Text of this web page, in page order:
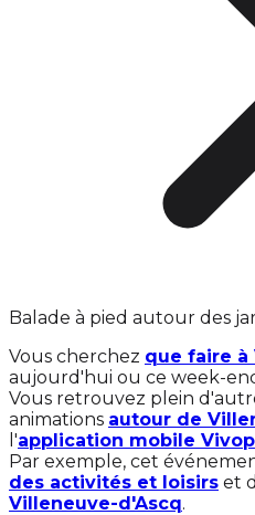
Balade à pied autour des
Vous cherchez que faire à
aujourd'hui ou ce week-
Vous retrouvez plein
animations autour de
l'application mobile Vivop
Par exemple, cet
des activités et loisirs et
Villeneuve-d'Ascq.